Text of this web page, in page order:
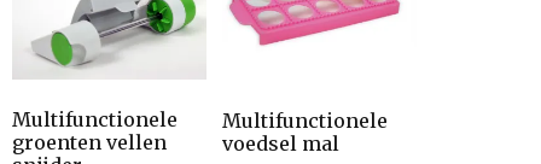
Multifunctionele
groenten vellen
Multifunctionele
voedsel mal